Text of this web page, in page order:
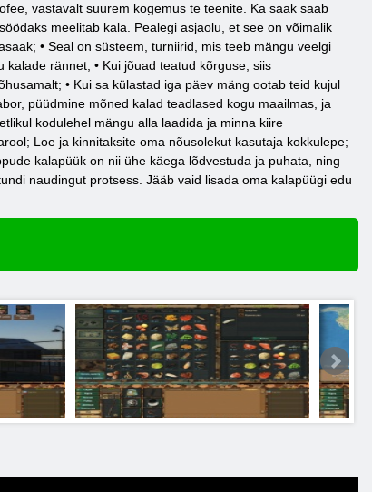
vastavalt suurem kogemus te teenite. Ka saak saab
meelitab kala. Pealegi asjaolu, et see on võimalik
• Seal on süsteem, turniirid, mis teeb mängu veelgi
rännet; • Kui jõuad teatud kõrguse, siis
• Kui sa külastad iga päev mäng ootab teid kujul
püüdmine mõned kalad teadlased kogu maailmas, ja
kodulehel mängu alla laadida ja minna kiire
Loe ja kinnitaksite oma nõusolekut kasutaja kokkulepe;
kalapüük on nii ühe käega lõdvestuda ja puhata, ning
naudingut protsess. Jääb vaid lisada oma kalapüügi edu